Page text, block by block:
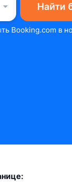
Найти
Booking.com в